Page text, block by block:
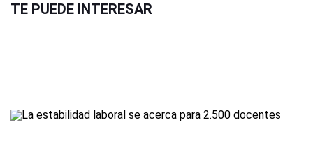
TE PUEDE INTERESAR